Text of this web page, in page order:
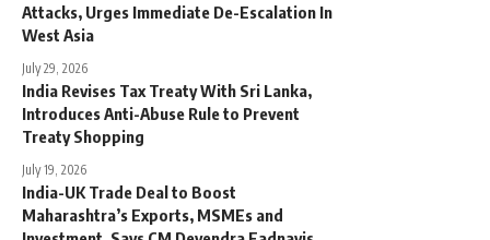
Attacks, Urges Immediate De-Escalation In
West Asia
July 29, 2026
India Revises Tax Treaty With Sri Lanka,
Introduces Anti-Abuse Rule to Prevent
Treaty Shopping
July 19, 2026
India-UK Trade Deal to Boost
Maharashtra’s Exports, MSMEs and